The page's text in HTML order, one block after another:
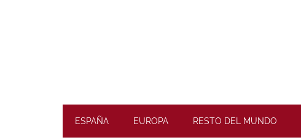
tripsESPAÑA EUROPA RESTO DEL MUNDO